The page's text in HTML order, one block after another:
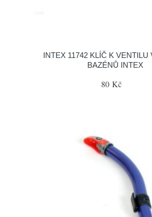
INTEX 11742 KLÍČ K VENTILU
BAZÉNŮ INTEX
80 Kč